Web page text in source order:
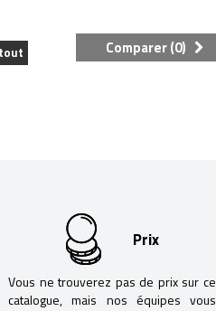
Comparer (0)
Prix
Vous ne trouverez pas de prix sur ce
catalogue, mais nos équipes vous